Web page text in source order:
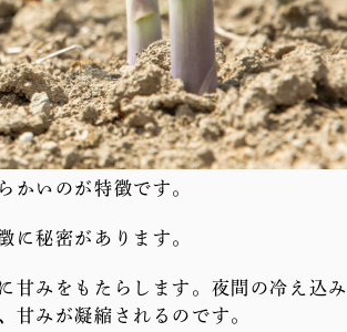
かいのが特徴です。
に秘密があります。
甘みをもたらします。夜間の冷え込み
甘みが凝縮されるのです。